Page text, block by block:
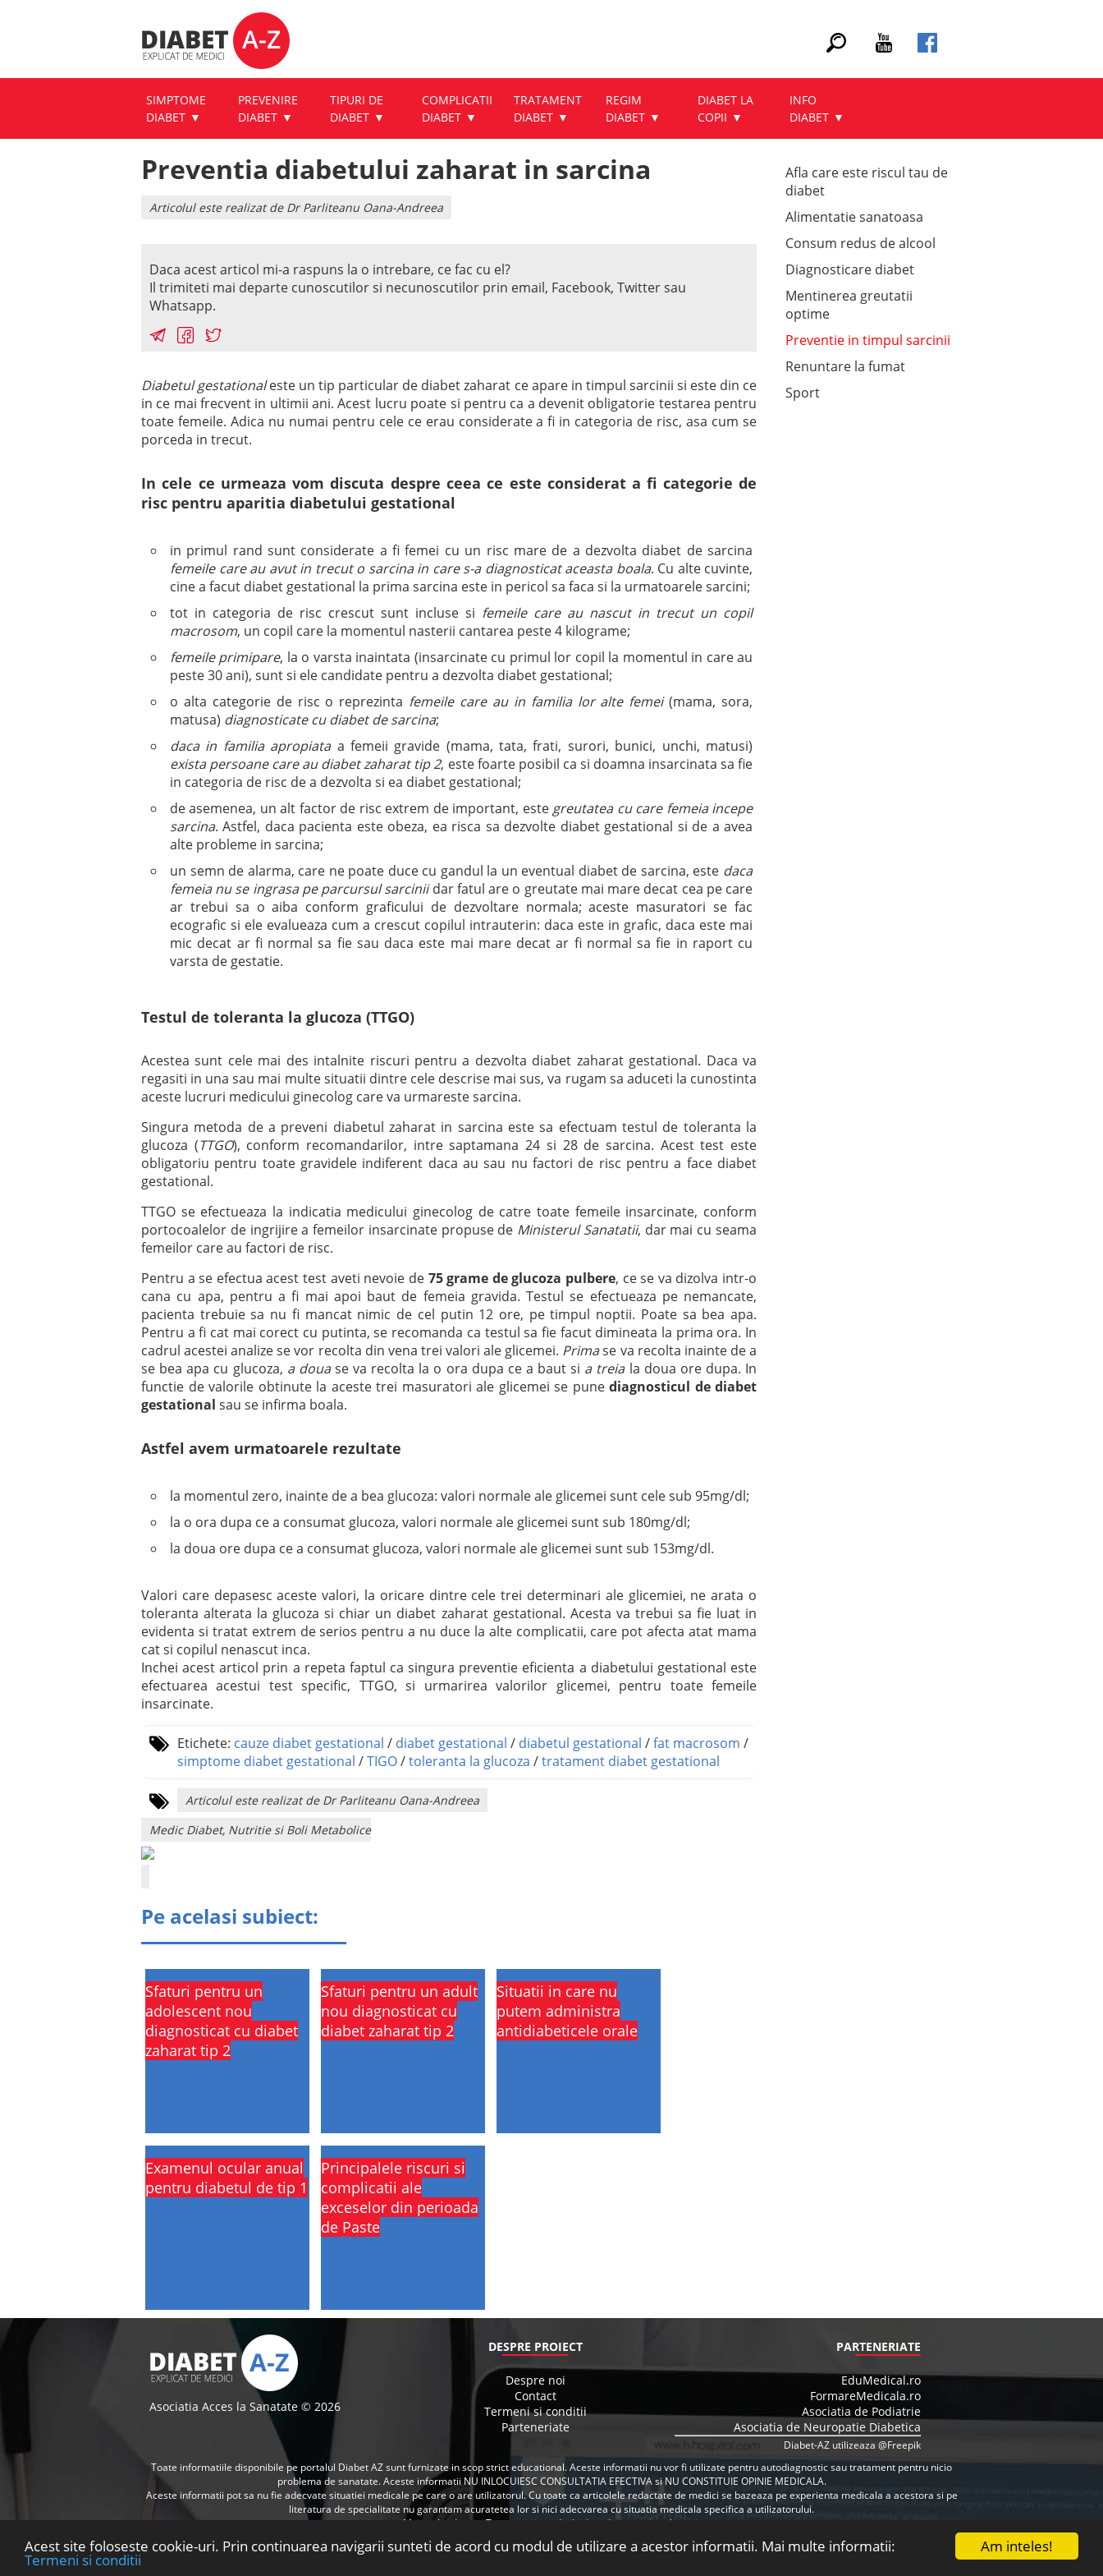
Am inteles!
Acest site foloseste cookie-uri. Prin continuarea navigarii sunteti de acord cu modul de utilizare a acestor informatii. Mai multe informatii:
Termeni si conditii
SIMPTOME
DIABET
PREVENIRE
DIABET
TIPURI DE
DIABET
COMPLICATII
DIABET
TRATAMENT
DIABET
REGIM
DIABET
DIABET LA
COPII
INFO
DIABET
Preventia diabetului zaharat in sarcina
Articolul este realizat de Dr Parliteanu Oana-Andreea
Daca acest articol mi-a raspuns la o intrebare, ce fac cu el?
Il trimiteti mai departe cunoscutilor si necunoscutilor prin email, Facebook, Twitter sau
Whatsapp.
Diabetul gestationaleste un tip particular de diabet zaharat ce apare in timpul sarcinii si este din ce
in ce mai frecvent in ultimii ani. Acest lucru poate si pentru ca a devenit obligatorie testarea pentru
toate femeile. Adica nu numai pentru cele ce erau considerate a fi in categoria de risc, asa cum se
porceda in trecut.
In cele ce urmeaza vom discuta despre ceea ce este considerat a fi categorie de
risc pentru aparitia diabetului gestational
in primul rand sunt considerate a fi femei cu un risc mare de a dezvolta diabet de sarcina
femeile care au avut in trecut o sarcina in care s-a diagnosticat aceasta boala. Cu alte cuvinte,
cine a facut diabet gestational la prima sarcina este in pericol sa faca si la urmatoarele sarcini;
tot in categoria de risc crescut sunt incluse si femeile care au nascut in trecut un copil
macrosom, un copil care la momentul nasterii cantarea peste 4 kilograme;
femeile primipare, la o varsta inaintata (insarcinate cu primul lor copil la momentul in care au
peste 30 ani), sunt si ele candidate pentru a dezvolta diabet gestational;
o alta categorie de risc o reprezinta femeile care au in familia lor alte femei(mama, sora,
matusa) diagnosticate cu diabet de sarcina;
daca in familia apropiataa femeii gravide (mama, tata, frati, surori, bunici, unchi, matusi)
exista persoane care au diabet zaharat tip 2, este foarte posibil ca si doamna insarcinata sa fie
in categoria de risc de a dezvolta si ea diabet gestational;
de asemenea, un alt factor de risc extrem de important, este greutatea cu care femeia incepe
sarcina. Astfel, daca pacienta este obeza, ea risca sa dezvolte diabet gestational si de a avea
alte probleme in sarcina;
un semn de alarma, care ne poate duce cu gandul la un eventual diabet de sarcina, este daca
femeia nu se ingrasa pe parcursul sarciniidar fatul are o greutate mai mare decat cea pe care
ar trebui sa o aiba conform graficului de dezvoltare normala; aceste masuratori se fac
ecografic si ele evalueaza cum a crescut copilul intrauterin: daca este in grafic, daca este mai
mic decat ar fi normal sa fie sau daca este mai mare decat ar fi normal sa fie in raport cu
varsta de gestatie.
Testul de toleranta la glucoza (TTGO)
Acestea sunt cele mai des intalnite riscuri pentru a dezvolta diabet zaharat gestational. Daca va
regasiti in una sau mai multe situatii dintre cele descrise mai sus, va rugam sa aduceti la cunostinta
aceste lucruri medicului ginecolog care va urmareste sarcina.
Singura metoda de a preveni diabetul zaharat in sarcina este sa efectuam testul de toleranta la
glucoza (TTGO), conform recomandarilor, intre saptamana 24 si 28 de sarcina. Acest test este
obligatoriu pentru toate gravidele indiferent daca au sau nu factori de risc pentru a face diabet
gestational.
TTGO se efectueaza la indicatia medicului ginecolog de catre toate femeile insarcinate, conform
portocoalelor de ingrijire a femeilor insarcinate propuse de Ministerul Sanatatii, dar mai cu seama
femeilor care au factori de risc.
Pentru a se efectua acest test aveti nevoie de 75 grame de glucoza pulbere, ce se va dizolva intr-o
cana cu apa, pentru a fi mai apoi baut de femeia gravida. Testul se efectueaza pe nemancate,
pacienta trebuie sa nu fi mancat nimic de cel putin 12 ore, pe timpul noptii. Poate sa bea apa.
Pentru a fi cat mai corect cu putinta, se recomanda ca testul sa fie facut dimineata la prima ora. In
cadrul acestei analize se vor recolta din vena trei valori ale glicemei. Primase va recolta inainte de a
se bea apa cu glucoza, a douase va recolta la o ora dupa ce a baut si a treiala doua ore dupa. In
functie de valorile obtinute la aceste trei masuratori ale glicemei se pune diagnosticul de diabet
gestational sau se infirma boala.
Astfel avem urmatoarele rezultate
la momentul zero, inainte de a bea glucoza: valori normale ale glicemei sunt cele sub 95mg/dl;
la o ora dupa ce a consumat glucoza, valori normale ale glicemei sunt sub 180mg/dl;
la doua ore dupa ce a consumat glucoza, valori normale ale glicemei sunt sub 153mg/dl.
Valori care depasesc aceste valori, la oricare dintre cele trei determinari ale glicemiei, ne arata o
toleranta alterata la glucoza si chiar un diabet zaharat gestational. Acesta va trebui sa fie luat in
evidenta si tratat extrem de serios pentru a nu duce la alte complicatii, care pot afecta atat mama
cat si copilul nenascut inca.
Inchei acest articol prin a repeta faptul ca singura preventie eficienta a diabetului gestational este
efectuarea acestui test specific, TTGO, si urmarirea valorilor glicemei, pentru toate femeile
insarcinate.
Etichete: cauze diabet gestational / diabet gestational / diabetul gestational /fat macrosom /
simptome diabet gestational /TIGO/toleranta la glucoza /tratament diabet gestational
Articolul este realizat de Dr Parliteanu Oana-Andreea
Medic Diabet, Nutritie si Boli Metabolice
Pe acelasi subiect:
Sfaturi pentru un
adolescent nou
diagnosticat cu diabet
zaharat tip 2
Sfaturi pentru un adult
nou diagnosticat cu
diabet zaharat tip 2
Situatii in care nu
putem administra
antidiabeticele orale
Examenul ocular anual
pentru diabetul de tip 1
Principalele riscuri si
complicatii ale
exceselor din perioada
de Paste
Afla care este riscul tau de
diabet
Alimentatie sanatoasa
Consum redus de alcool
Diagnosticare diabet
Mentinerea greutatii
optime
Preventie in timpul sarcinii
Renuntare la fumat
Sport
Asociatia Acces la Sanatate © 2026
DESPRE PROIECT
Despre noi
Contact
Termeni si conditii
Parteneriate
PARTENERIATE
EduMedical.ro
FormareMedicala.ro
Asociatia de Podiatrie
Asociatia de Neuropatie Diabetica
Diabet-AZ utilizeaza @Freepik
Toate informatiile disponibile pe portalul Diabet AZ sunt furnizate in scop strict educational. Aceste informatii nu vor fi utilizate pentru autodiagnostic sau tratament pentru nicio
problema de sanatate. Aceste informatii NU INLOCUIESC CONSULTATIA EFECTIVA si NU CONSTITUIE OPINIE MEDICALA.
Aceste informatii pot sa nu fie adecvate situatiei medicale pe care o are utilizatorul. Cu toate ca articolele redactate de medici se bazeaza pe experienta medicala a acestora si pe
literatura de specialitate nu garantam acuratetea lor si nici adecvarea cu situatia medicala specifica a utilizatorului.
Mai multe despre Termenii si conditiile de utilizare a site-uluiaici